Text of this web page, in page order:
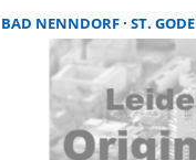
Regensburg ein
Programm unter dem
loben Dich“. Die
musikalische Reise
Gegenwart, mit
Bach, Wolfgang
BAD NENNDORF ST.